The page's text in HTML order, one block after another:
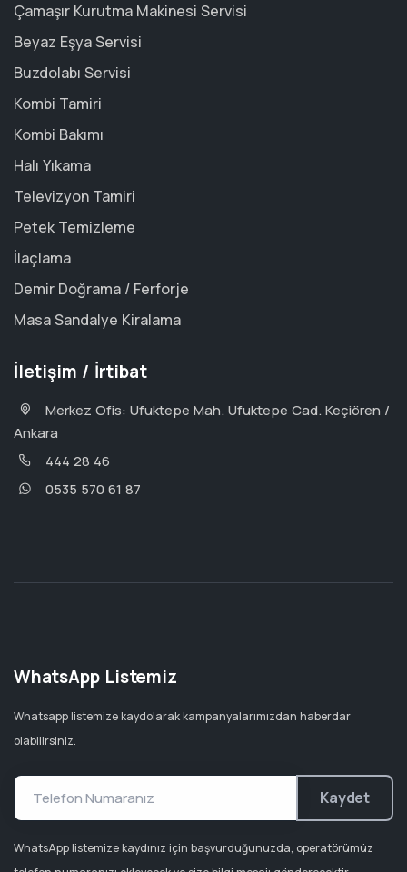
Çamaşır Kurutma Makinesi Servisi
Beyaz Eşya Servisi
Buzdolabı Servisi
Kombi Tamiri
Kombi Bakımı
Halı Yıkama
Televizyon Tamiri
Petek Temizleme
İlaçlama
Demir Doğrama / Ferforje
Masa Sandalye Kiralama
İletişim / İrtibat
Merkez Ofis: Ufuktepe Mah. Ufuktepe Cad. Keçiören /
Ankara
444 28 46
0535 570 61 87
WhatsApp Listemiz
Whatsapp listemize kaydolarak kampanyalarımızdan haberdar
olabilirsiniz.
Kaydet
WhatsApp listemize kaydınız için başvurduğunuzda, operatörümüz